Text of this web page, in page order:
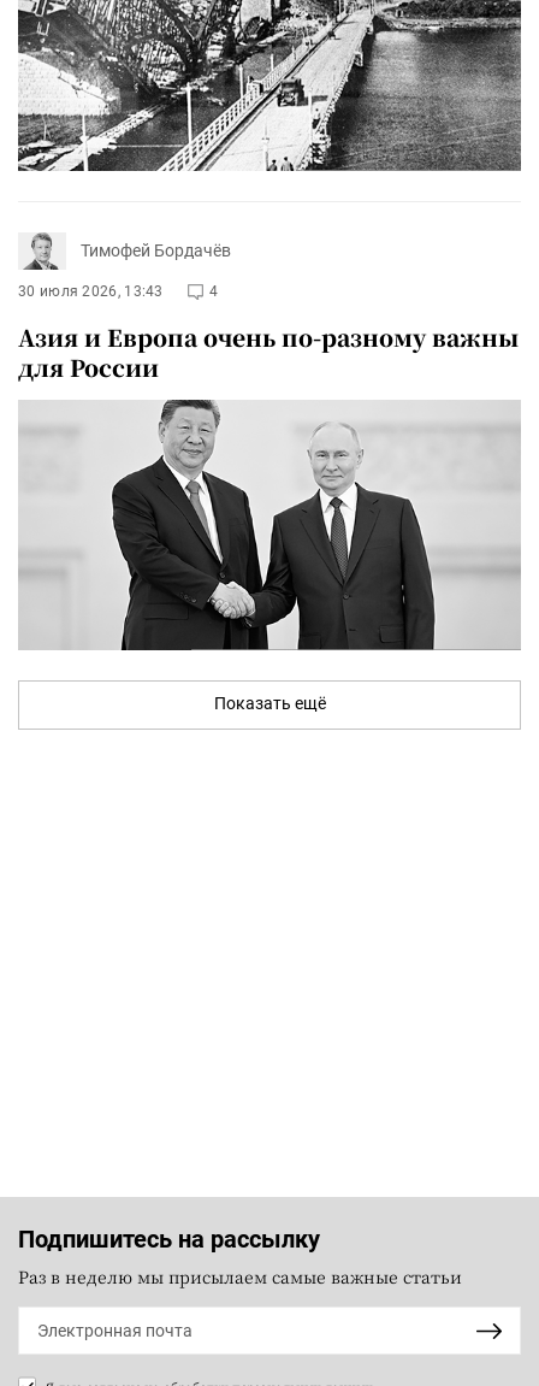
Тимофей Бордачёв
30 июля 2026, 13:43 4
Азия и Европа очень по-разному важны
для России
Показать ещё
Подпишитесь на рассылку
Раз в неделю мы присылаем самые важные статьи